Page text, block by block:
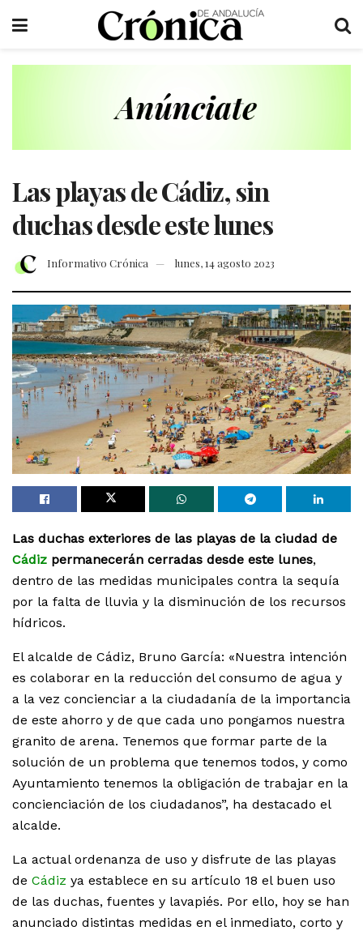
Las playas de Cádiz, sin
duchas desde este lunes
Informativo Crónica lunes, 14 agosto 2023
Las duchas exteriores de las playas de la ciudad de
Cádiz permanecerán cerradas desde este lunes,
dentro de las medidas municipales contra la sequía
por la falta de lluvia y la disminución de los recursos
hídricos.
El alcalde de Cádiz, Bruno García: «Nuestra intención
es colaborar en la reducción del consumo de agua y
a la vez concienciar a la ciudadanía de la importancia
de este ahorro y de que cada uno pongamos nuestra
granito de arena. Tenemos que formar parte de la
solución de un problema que tenemos todos, y como
Ayuntamiento tenemos la obligación de trabajar en la
concienciación de los ciudadanos”, ha destacado el
alcalde.
La actual ordenanza de uso y disfrute de las playas
de Cádiz ya establece en su artículo 18 el buen uso
de las duchas, fuentes y lavapiés. Por ello, hoy se han
anunciado distintas medidas en el inmediato, corto y